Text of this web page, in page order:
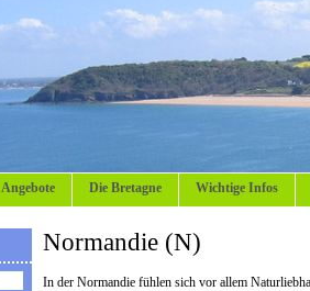
Angebote Die Bretagne Wichtige Infos
Normandie (N)
In der Normandie fühlen sich vor allem